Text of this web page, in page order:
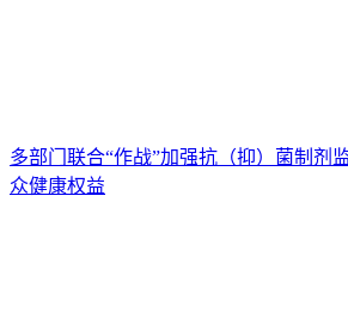
多部门联合“作战”加强抗（抑）菌制剂
众健康权益